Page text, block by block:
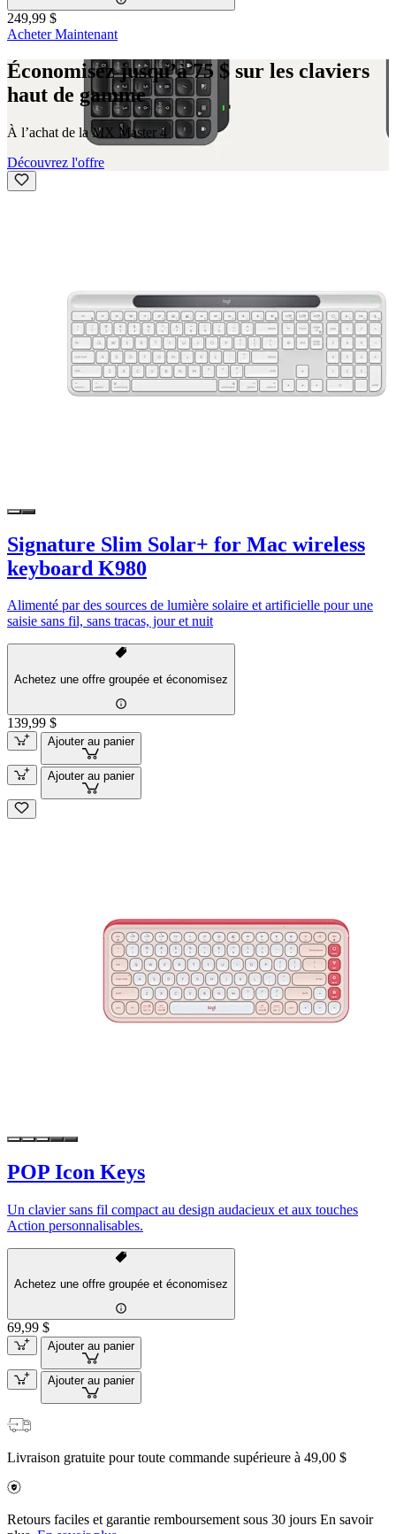
249,99 $
Acheter Maintenant
Économisez jusqu’à 75 $ sur les claviers
haut de gamme
À l’achat de la MX Master 4
Découvrez l'offre
Signature Slim Solar+ for Mac wireless
keyboard K980
Alimenté par des sources de lumière solaire et artificielle pour une
saisie sans fil, sans tracas, jour et nuit
Achetez une offre groupée et économisez
139,99 $
Ajouter au panier
Ajouter au panier
POP Icon Keys
Un clavier sans fil compact au design audacieux et aux touches
Action personnalisables.
Achetez une offre groupée et économisez
69,99 $
Ajouter au panier
Ajouter au panier
Livraison gratuite pour toute commande supérieure à 49,00 $
Retours faciles et garantie remboursement sous 30 jours En savoir